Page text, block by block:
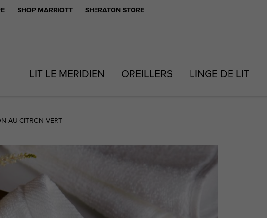
SHOP MARRIOTT SHERATON STORE
LIT LE MERIDIEN OREILLERS LINGE DE LIT
AU CITRON VERT